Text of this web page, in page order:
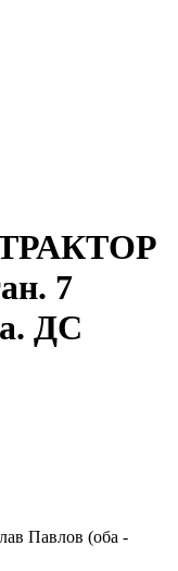
7
ДС
Павлов (оба -